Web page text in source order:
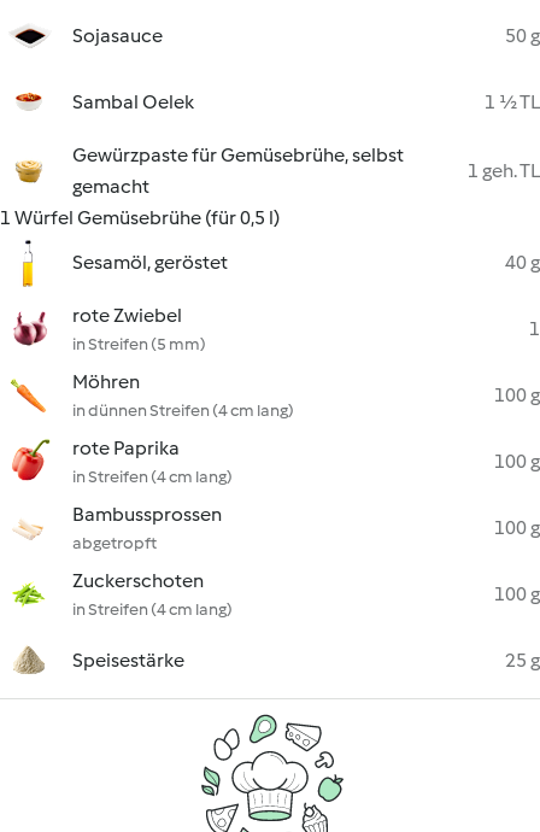
Sojasauce 50 g
Sambal Oelek 1 ½ TL
Gewürzpaste für Gemüsebrühe, selbst
gemacht
1 geh. TL
1 Würfel Gemüsebrühe (für 0,5 l)
Sesamöl, geröstet
40 g
rote Zwiebel
in Streifen (5 mm)
1
Möhren
in dünnen Streifen (4 cm lang)
100 g
rote Paprika
in Streifen (4 cm lang)
100 g
Bambussprossen
abgetropft
100 g
Zuckerschoten
in Streifen (4 cm lang)
100 g
Speisestärke 25 g